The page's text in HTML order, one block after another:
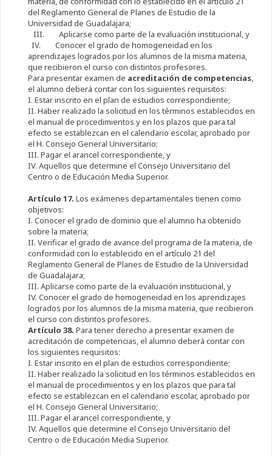
del Reglamento General de Planes de Estudio de la
Universidad de Guadalajara;
III. Aplicarse como parte de la evaluación institucional, y
IV. Conocer el grado de homogeneidad en los
aprendizajes logrados por los alumnos de la misma materia,
que recibieron el curso con distintos profesores.
Para presentar examen de acreditación de competencias,
el alumno deberá contar con los siguientes requisitos:
I. Estar inscrito en el plan de estudios correspondiente;
II. Haber realizado la solicitud en los términos establecidos en
el manual de procedimientos y en los plazos que para tal
efecto se establezcan en el calendario escolar, aprobado por
el H. Consejo General Universitario;
III. Pagar el arancel correspondiente, y
IV. Aquellos que determine el Consejo Universitario del
Centro o de Educación Media Superior.
Artículo 17. Los exámenes departamentales tienen como
objetivos:
I. Conocer el grado de dominio que el alumno ha obtenido
sobre la materia;
II. Verificar el grado de avance del programa de la materia, de
conformidad con lo establecido en el artículo 21 del
Reglamento General de Planes de Estudio de la Universidad
de Guadalajara;
III. Aplicarse como parte de la evaluación institucional, y
IV. Conocer el grado de homogeneidad en los aprendizajes
logrados por los alumnos de la misma materia, que recibieron
el curso con distintos profesores.
Artículo 38. Para tener derecho a presentar examen de
acreditación de competencias, el alumno deberá contar con
los siguientes requisitos:
I. Estar inscrito en el plan de estudios correspondiente;
II. Haber realizado la solicitud en los términos establecidos en
el manual de procedimientos y en los plazos que para tal
efecto se establezcan en el calendario escolar, aprobado por
el H. Consejo General Universitario;
III. Pagar el arancel correspondiente, y
IV. Aquellos que determine el Consejo Universitario del
Centro o de Educación Media Superior.